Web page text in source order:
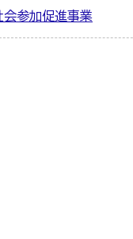
会参加促進事業